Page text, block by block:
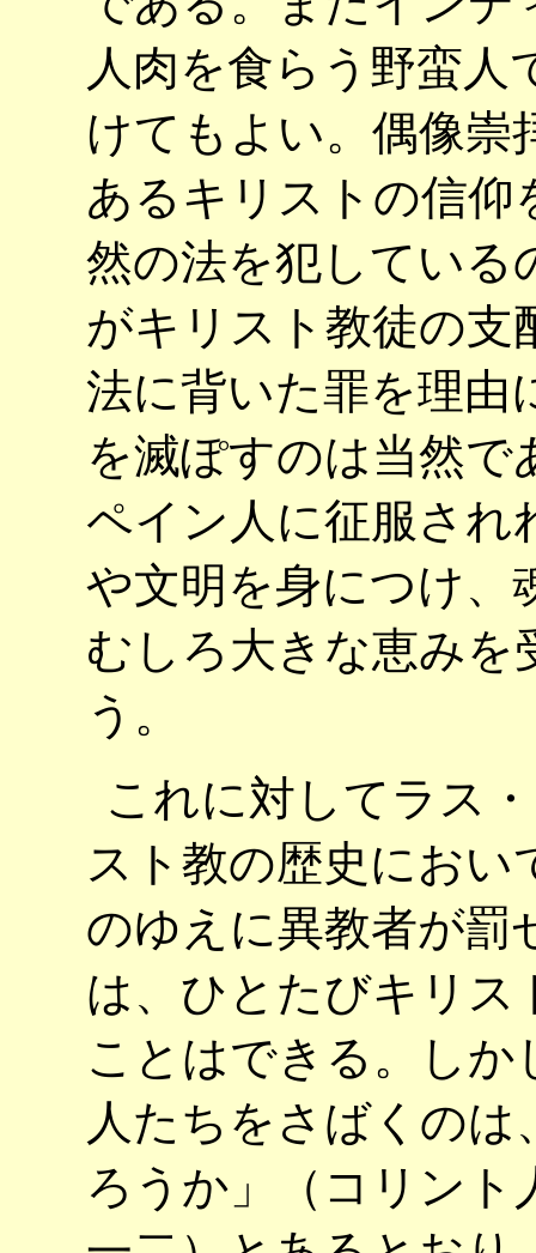
人肉を食らう野蛮
けてもよい。偶像崇
あるキリストの信仰
然の法を犯している
がキリスト教徒の支
法に背いた罪を理由
を滅ぽすのは当然で
ペイン人に征服され
や文明を身につけ、
むしろ大きな恵み
う。
これに対してラス
スト教の歴史におい
のゆえに異教者が罰
は、ひとたびキリ
ことはできる。し
人たちをさばくの
ろうか」（コリント